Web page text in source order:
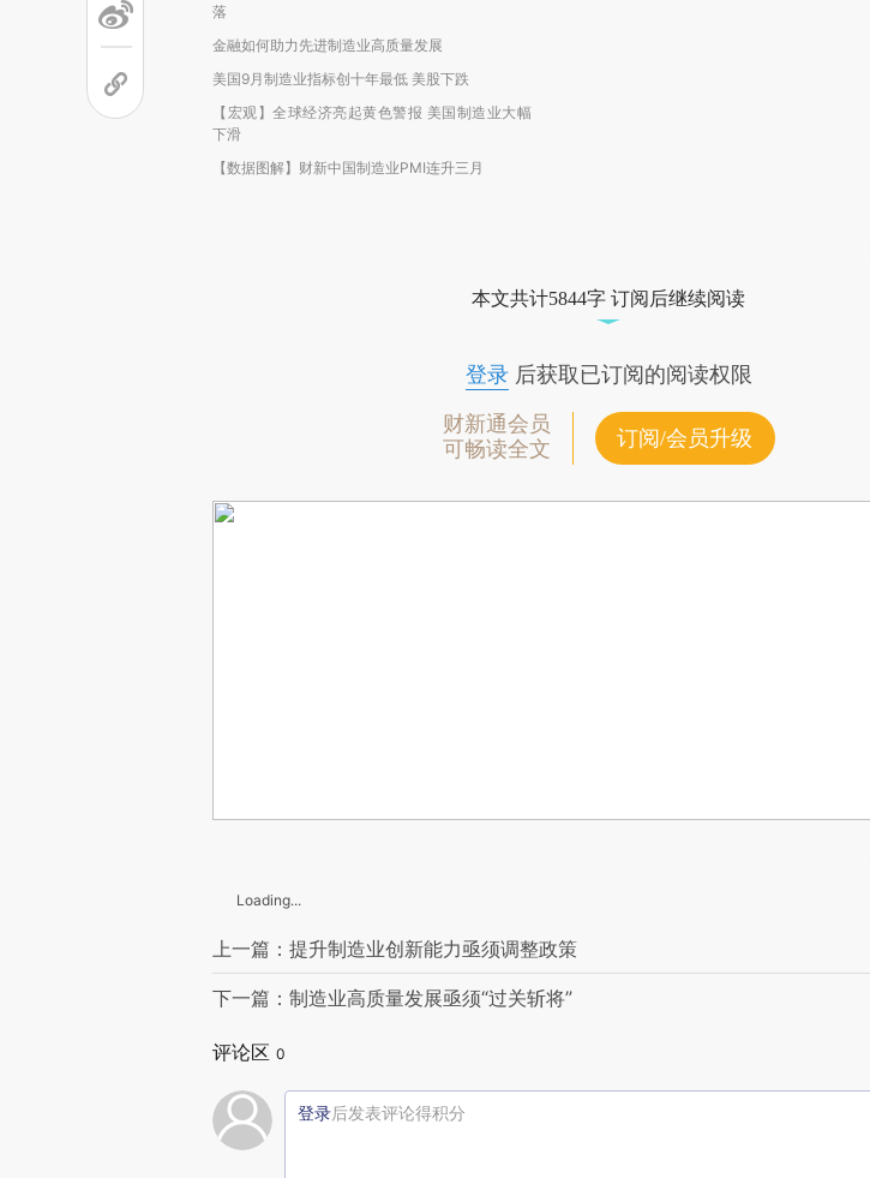
落
金融如何助力先进制造业高质量发展
美国9月制造业指标创十年最低 美股下跌
【宏观】全球经济亮起黄色警报 美国制造业大幅
下滑
【数据图解】财新中国制造业PMI连升三月
本文共计5844字 订阅后继续阅读
登录后获取已订阅的阅读权限
财新通会员
可畅读全文
订阅/会员升级
Loading...
上一篇：提升制造业创新能力亟须调整政策
下一篇：制造业高质量发展亟须“过关斩将”
评论区 0
登录后发表评论得积分